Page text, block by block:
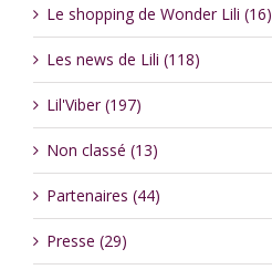
Le shopping de Wonder Lili (16)
Les news de Lili (118)
Lil'Viber (197)
Non classé (13)
Partenaires (44)
Presse (29)